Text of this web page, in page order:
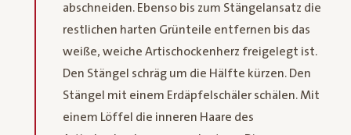
abschneiden. Ebenso bis zum Stängelansatz die
restlichen harten Grünteile entfernen bis das
weiße, weiche Artischockenherz freigelegt ist.
Den Stängel schräg um die Hälfte kürzen. Den
Stängel mit einem Erdäpfelschäler schälen. Mit
einem Löffel die inneren Haare des